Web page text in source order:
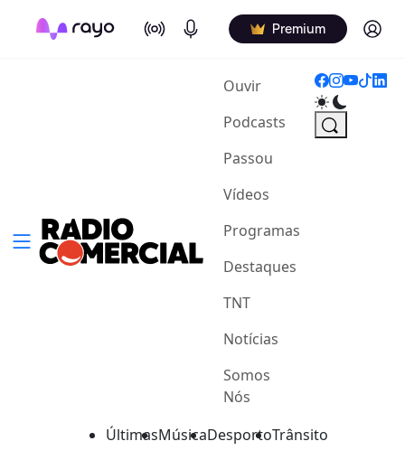
On Air Podcasts Premium Log in
Ouvir(current)
Podcasts
Passou
Vídeos
Programas
Destaques
TNT
Notícias
Somos
Nós
ÚltimasMúsicaDesportoTrânsito